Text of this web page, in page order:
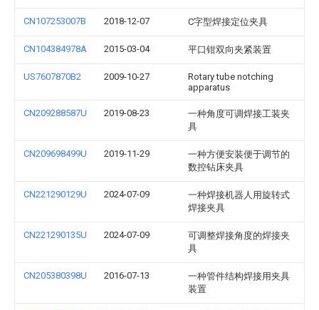
CN107253007B 2018-12-07 C字型焊接定位夹具
CN104384978A 2015-03-04 平口钳双向夹紧装置
US7607870B2 2009-10-27
Rotary tube notching
apparatus
CN209288587U 2019-08-23
一种角度可调焊接工装夹
具
CN209698499U 2019-11-29
一种方便安装便于调节的
数控钻床夹具
CN221290129U 2024-07-09
一种焊接机器人用旋转式
焊接夹具
CN221290135U 2024-07-09
可调整焊接角度的焊接夹
具
CN205380398U 2016-07-13
一种管件结构焊接用夹具
装置